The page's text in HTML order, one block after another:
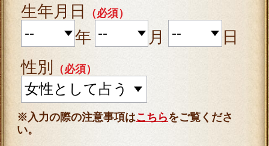
1,650円（税込）/1回
が必要となり
ます。
(定額制ではございません。入力項目が同じでも占う
占う前に占断する内容や入力情報をご確認の上、購
入お願いします。
ご購入いただくと、サービス・コンテンツの利用料
金が発生します。
■一部無料で結果を見る場合■
「一部無料で鑑定する」をタップすると、鑑定結果
の一部を無料でご覧になれます。